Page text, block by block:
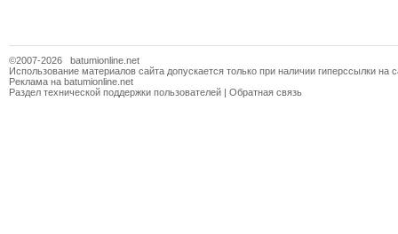
©2007-2026 batumionline.net
Использование материалов сайта допускается только при наличии гиперссылки на
Реклама на batumionline.net
Раздел технической поддержки пользователей | Обратная связь